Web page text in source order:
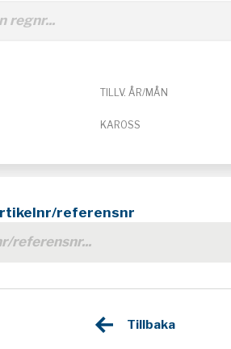
TILLV. ÅR/MÅN
KAROSS
referensnr
Tillbaka